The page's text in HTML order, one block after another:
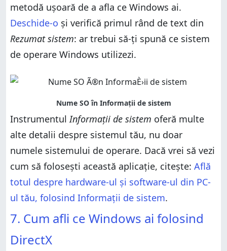
metodă ușoară de a afla ce Windows ai.
Deschide-o și verifică primul rând de text din
Rezumat sistem: ar trebui să-ți spună ce sistem
de operare Windows utilizezi.
Instrumentul Informații de sistem oferă multe
alte detalii despre sistemul tău, nu doar
numele sistemului de operare. Dacă vrei să vezi
cum să folosești această aplicație, citește: Află
totul despre hardware-ul și software-ul din PC-
ul tău, folosind Informații de sistem.
7. Cum afli ce Windows ai folosind
DirectX